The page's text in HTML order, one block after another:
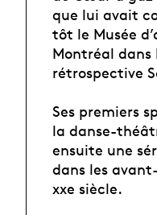
que lui avait
tôt le Musée
Montréal dans
rétrospective
Ses premiers
la danse-
ensuite une
dans les
xxe siècle.